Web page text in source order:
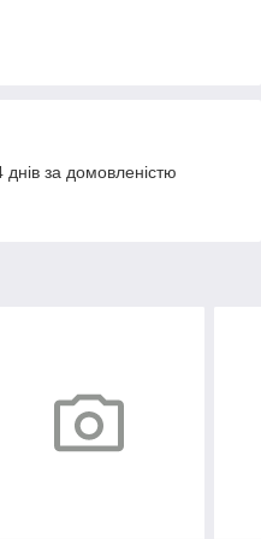
за домовленістю